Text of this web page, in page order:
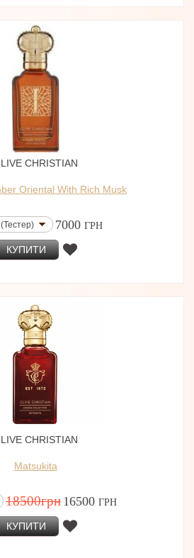
CHRISTIAN
Oriental With Rich Musk
7000 ГРН
КУПИТИ
CHRISTIAN
Matsukita
18500грн 16500 ГРН
КУПИТИ